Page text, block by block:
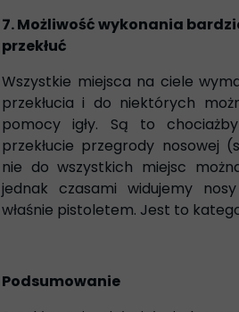
7. Możliwość wykonania
przekłuć
Wszystkie miejsca na ciele
przekłucia i do niektórych
pomocy igły. Są to
przekłucie przegrody nosowej
nie do wszystkich miejsc
jednak czasami widujemy
właśnie pistoletem. Jest to
Podsumowanie